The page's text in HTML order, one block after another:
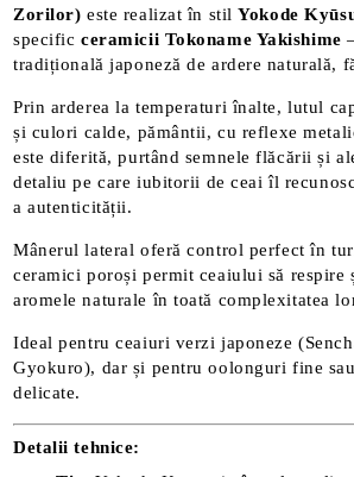
Zorilor) este realizat în stilYokode
specificceramicii Tokoname Yakishime
tradițională japoneză de ardere naturală,
Prin arderea la temperaturi înalte, lutul
și culori calde, pământii, cu reflexe
este diferită, purtând semnele flăcării și
detaliu pe care iubitorii de ceai îl
a autenticității.
Mânerul lateral oferă control perfect în
ceramici poroși permit ceaiului să respire
aromele naturale în toată complexitatea
Ideal pentru ceaiuri verzi japoneze
Gyokuro), dar și pentru oolonguri fine
delicate.
Detalii tehnice: